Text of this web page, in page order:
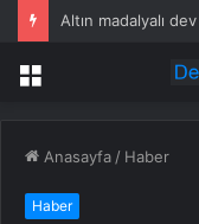
Menü
Anasayfa / Haber
Haber